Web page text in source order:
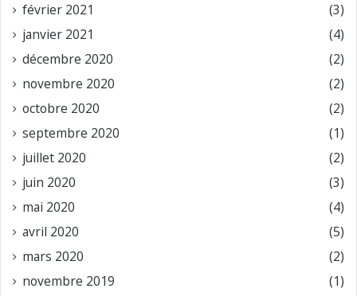
février 2021
(3)
janvier 2021
(4)
décembre 2020
(2)
novembre 2020
(2)
octobre 2020
(2)
septembre 2020
(1)
juillet 2020
(2)
juin 2020
(3)
mai 2020
(4)
avril 2020
(5)
mars 2020
(2)
novembre 2019
(1)